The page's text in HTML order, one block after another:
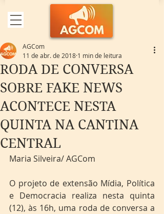
RODA DE CONVERSA
SOBRE FAKE NEWS
ACONTECE NESTA
QUINTA NA CANTINA
CENTRAL
AGCom
11 de abr. de 2018 1 min de leitura
Maria Silveira/ AGCom
O projeto de extensão Mídia, Política
e Democracia realiza nesta quinta
(12), às 16h, uma roda de conversa a